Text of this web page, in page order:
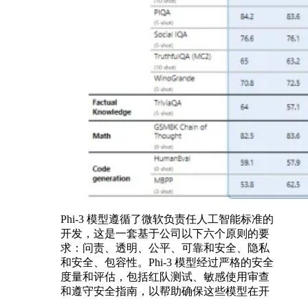
Phi-3 模型遵循了微软负责任人工智能标准的
开发，这是一套基于公司以下六个原则的要
求：问责、透明、公平、可靠和安全、隐私
和安全、包容性。Phi-3 模型经过严格的安全
度量和评估，包括红队测试、敏感使用审查
和遵守安全指南，以帮助确保这些模型在开